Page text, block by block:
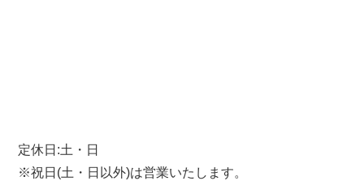
定休日:土・日
※祝日(土・日以外)は営業いたします。